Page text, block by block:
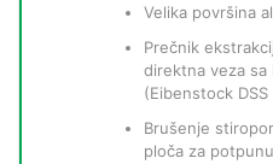
Velika površina
Prečnik
direktna veza sa
(Eibenstock
Brušenje
ploča za